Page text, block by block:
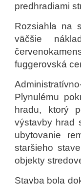
predhradiami
Rozsiahla na
väčšie
fuggerovská
Plynulému
hradu, ktorý
výstavby hrad
ubytovanie
staršieho
objekty
Stavba bola